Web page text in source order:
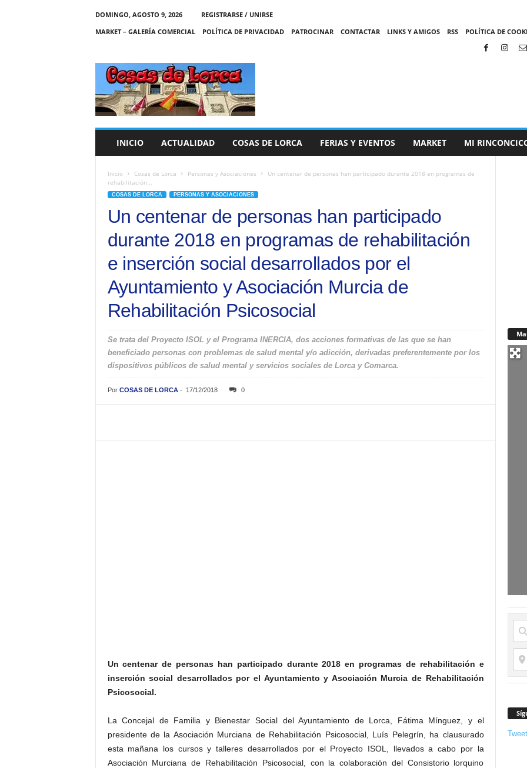
DOMINGO, AGOSTO 9, 2026
REGISTRARSE / UNIRSE
MARKET – GALERÍA COMERCIAL
POLÍTICA DE PRIVACIDAD PATROCINAR CONTACTAR LINKS Y AMIGOS RSS POLÍTICA DE
C
A
S
INICIO ACTUALIDAD COSAS DE LORCA FERIAS Y EVENTOS MARKET MI
Inicio Cosas de Lorca Personas y Asociaciones
Un centenar de personas han participado durante 2018 en programas de
rehabilitación...
COSAS DE LORCA PERSONAS Y ASOCIACIONES
Un centenar de personas han participado
durante 2018 en programas de rehabilitación
e inserción social desarrollados por el
Ayuntamiento y Asociación Murcia de
Rehabilitación Psicosocial
Se trata del Proyecto ISOL y el Programa INERCIA, dos acciones formativas de las que se han
beneficiado personas con problemas de salud mental y/o adicción, derivadas preferentemente por los
dispositivos públicos de salud mental y servicios sociales de Lorca y Comarca.
Por COSAS DE LORCA- 17/12/2018 0
Un centenar de personas han participado durante 2018 en programas de rehabilitación e
inserción social desarrollados por el Ayuntamiento y Asociación Murcia de Rehabilitación
Psicosocial.
La Concejal de Familia y Bienestar Social del Ayuntamiento de Lorca, Fátima Mínguez, y el
presidente de la Asociación Murciana de Rehabilitación Psicosocial, Luís Pelegrín, ha clausurado
esta mañana los cursos y talleres desarrollados por el Proyecto ISOL, llevados a cabo por la
Asociación Murciana de Rehabilitación Psicosocial, con la colaboración del Consistorio lorquino